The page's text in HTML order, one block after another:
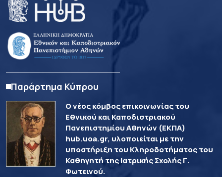
Παράρτημα Κύπρου
Ο νέος κόμβος επικοινωνίας του
Εθνικού και Καποδιστριακού
Πανεπιστημίου Αθηνών (ΕΚΠΑ)
hub.uoa.gr, υλοποιείται με την
υποστήριξη του Κληροδοτήματος του
Καθηγητή της Ιατρικής Σχολής Γ.
Φωτεινού.